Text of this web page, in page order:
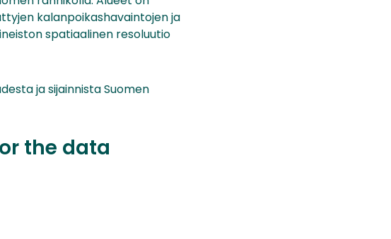
kalanpoikashavaintojen ja
spatiaalinen resoluutio
ja sijainnista Suomen
the data